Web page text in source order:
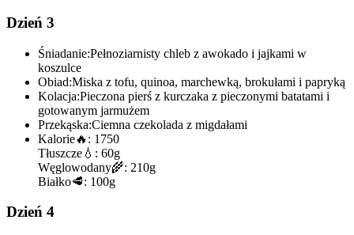
Dzień 3
Śniadanie:Pełnoziarnisty chleb z awokado i jajkami w
koszulce
Obiad:Miska z tofu, quinoa, marchewką, brokułami i papryką
Kolacja:Pieczona pierś z kurczaka z pieczonymi batatami i
gotowanym jarmużem
Przekąska:Ciemna czekolada z migdałami
Kalorie🔥: 1750
Tłuszcze 💧: 60g
Węglowodany🌾: 210g
Białko🥩: 100g
Dzień 4